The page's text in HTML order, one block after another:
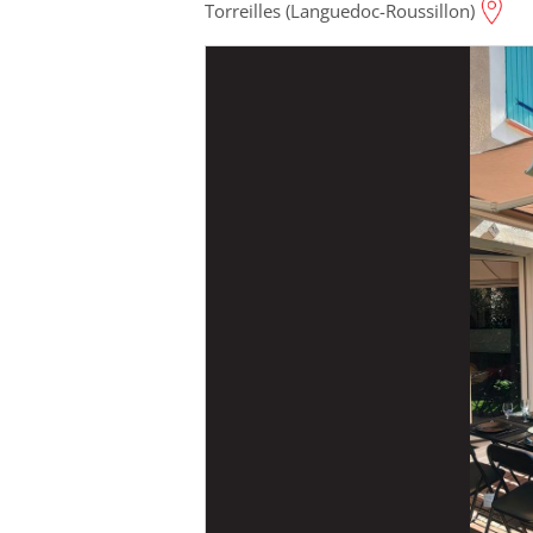
Torreilles (Languedoc-Roussillon)